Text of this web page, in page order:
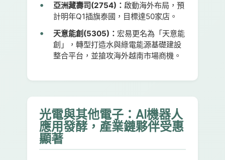
亞洲藏壽司(2754)： 啟動海外布局，預
計明年Q1插旗泰國，目標達50家店。
天意能創(5305)： 宏易更名為「天意能
創」，轉型打造水與綠電能源基礎建設
整合平台，並搶攻海外越南市場商機。
光電與其他電子：AI機器人
應用發酵，產業鏈夥伴受惠
顯著